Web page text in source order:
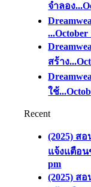
จำลอง...
...October
สร้าง...
ใช้...
Recent
(2025) ส
แจ้งแตือ
pm
(2025) ส